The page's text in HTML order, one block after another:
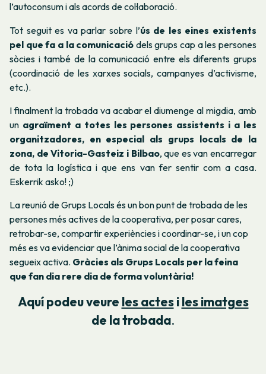
l’autoconsum i als acords de col·laboració.
Tot seguit es va parlar sobre l’ús de les eines existents
pel que fa a la comunicació dels grups cap a les persones
sòcies i també de la comunicació entre els diferents grups
(coordinació de les xarxes socials, campanyes d’activisme,
etc.).
I finalment la trobada va acabar el diumenge al migdia, amb
un agraïment a totes les persones assistents i a les
organitzadores, en especial als grups locals de la
zona, de Vitoria-Gasteiz i Bilbao, que es van encarregar
de tota la logística i que ens van fer sentir com a casa.
Eskerrik asko! ;)
La reunió de Grups Locals és un bon punt de trobada de les
persones més actives de la cooperativa, per posar cares,
retrobar-se, compartir experiències i coordinar-se, i un cop
més es va evidenciar que l’ànima social de la cooperativa
segueix activa. Gràcies als Grups Locals per la feina
que fan dia rere dia de forma voluntària!
Aquí podeu veure les actesiles imatges
de la trobada.